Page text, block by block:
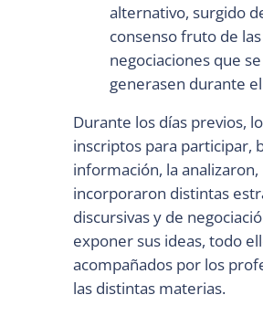
alternativo, surgido
consenso fruto de las
negociaciones que se
generasen durante
Durante los días previos,
inscriptos para participar,
información, la analizaron,
incorporaron distintas
discursivas y de
exponer sus ideas, todo
acompañados por los
las distintas materias.